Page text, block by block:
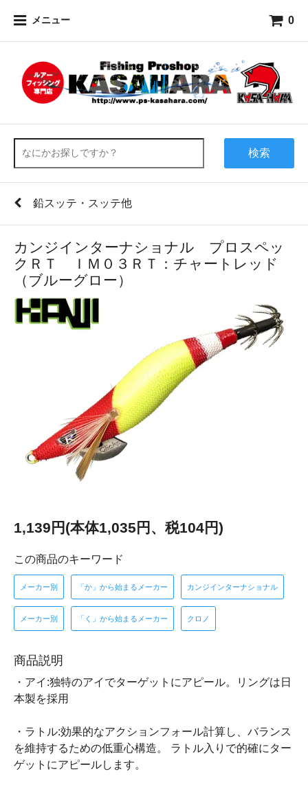
メニュー 0
検索
鉛スッテ・スッテ他
カンジインターナショナル プロスペッ
クＲＴ ＩＭ０３ＲＴ：チャートレッド
（ブルーグロー）
1,139円(本体1,035円、税104円)
この商品のキーワード
メーカー別 「か」から始まるメーカー カンジインターナショナル
メーカー別 「く」から始まるメーカー クロノ
商品説明
・アイ:独特のアイでターゲットにアピール。リングは日
本製を採用
・ラトル:効果的なアクションフォール計算し、バランス
を維持するための低重心構造。 ラトル入りで的確にター
ゲットにアピールします。